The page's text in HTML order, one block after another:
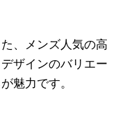
、メンズ人気の高
ザインのバリエー
魅力です。